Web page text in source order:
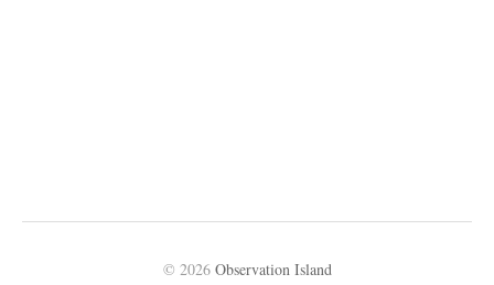
© 2026 Observation Island